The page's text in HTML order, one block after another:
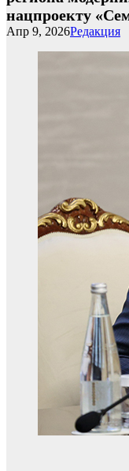
нацпроекту
Редакция
Апр 9, 2026